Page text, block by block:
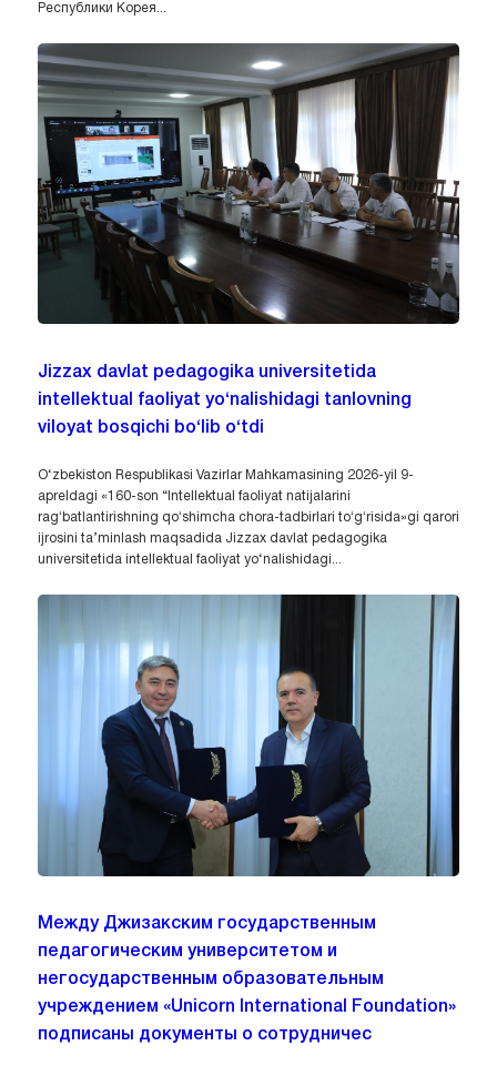
Республики Корея...
Jizzax davlat pedagogika universitetida
intellektual faoliyat yo‘nalishidagi tanlovning
viloyat bosqichi bo‘lib o‘tdi
O‘zbekiston Respublikasi Vazirlar Mahkamasining 2026-yil 9-
apreldagi «160-son “Intellektual faoliyat natijalarini
ragʻbatlantirishning qoʻshimcha chora-tadbirlari toʻgʻrisida»gi qarori
ijrosini ta’minlash maqsadida Jizzax davlat pedagogika
universitetida intellektual faoliyat yo‘nalishidagi...
Между Джизакским государственным
педагогическим университетом и
негосударственным образовательным
учреждением «Unicorn International Foundation»
подписаны документы о сотрудничес